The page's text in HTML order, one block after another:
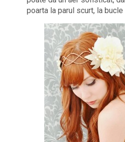
poarta la parul scurt, la